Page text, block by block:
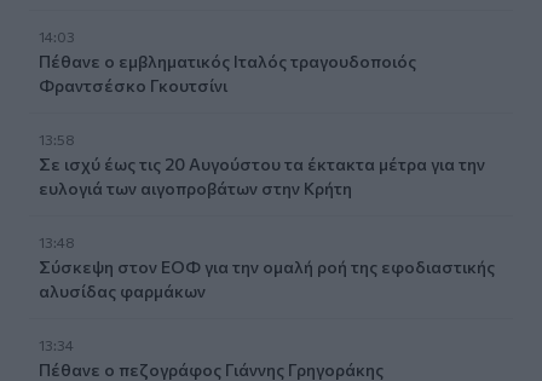
14:03
Πέθανε ο εμβληματικός Ιταλός τραγουδοποιός
Φραντσέσκο Γκουτσίνι
13:58
Σε ισχύ έως τις 20 Αυγούστου τα έκτακτα μέτρα για την
ευλογιά των αιγοπροβάτων στην Κρήτη
13:48
Σύσκεψη στον ΕΟΦ για την ομαλή ροή της εφοδιαστικής
αλυσίδας φαρμάκων
13:34
Πέθανε ο πεζογράφος Γιάννης Γρηγοράκης